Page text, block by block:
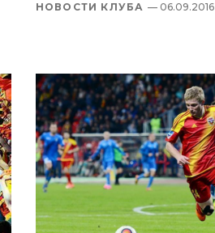
НОВОСТИ КЛУБА — 06.09.2016